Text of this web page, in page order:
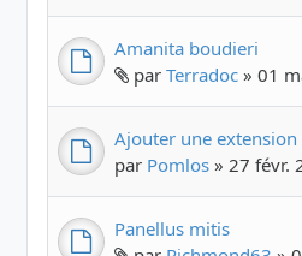
Amanita boudieri
par Terradoc » 01
Ajouter une
par Pomlos » 27 févr.
Panellus mitis